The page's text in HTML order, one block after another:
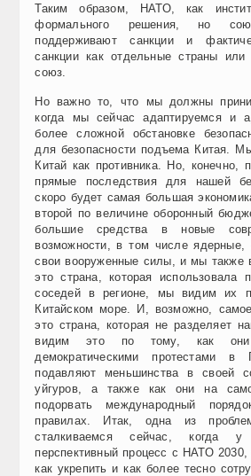
Таким образом, НАТО, как
формального решения, но
поддерживают санкции и
санкции как отдельные страны или
союз.
Но важно то, что мы должны
когда мы сейчас адаптируемся и
более сложной обстановке
для безопасности подъема Китая.
Китай как противника. Но, конечно,
прямые последствия для нашей
скоро будет самая большая
второй по величине оборонный
большие средства в новые
возможности, в том числе ядерные,
свои вооруженные силы, и мы также
это страна, которая использовала
соседей в регионе, мы видим их
Китайском море. И, возможно,
это страна, которая не разделяет
видим это по тому, как они
демократическими протестами в
подавляют меньшинства в своей
уйгуров, а также как они на
подорвать международный
правилах. Итак, одна из
сталкиваемся сейчас, когда
перспективный процесс с НАТО 2030,
как укрепить и как более тесно